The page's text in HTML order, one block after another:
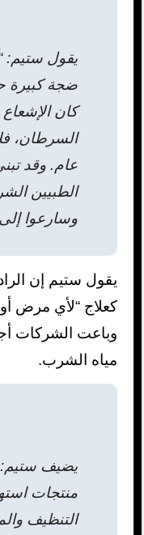
يقول ستيم:
ضجة كبيرة
كان
السرطان،
عام. وقد
الطبيين
وسارعوا
يقول ستيم إن
كعلاج “لأي مرض أو
وباعت الشركات
مياه الشرب.
يضيف ستيم:
منتجات
التنظيف